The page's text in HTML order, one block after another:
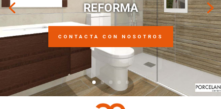
REFORMA
CONTACTA CON NOSOTROS